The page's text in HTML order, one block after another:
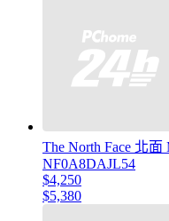
The North Face 北
NF0A8DAJL54
$4,250
$5,380